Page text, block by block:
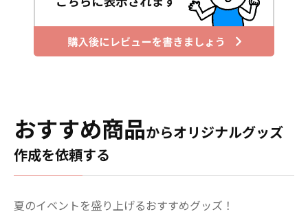
おすすめ商品からオリジナルグッズ
作成を依頼する
夏のイベントを盛り上げるおすすめグッズ！